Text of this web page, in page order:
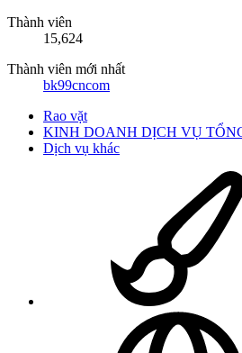
Thành viên
15,624
Thành viên mới nhất
bk99cncom
Rao vặt
KINH DOANH DỊCH VỤ
Dịch vụ khác